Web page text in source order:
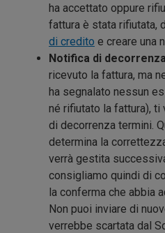
ha accettato oppure
fattura è stata rifiutata,
di credito e creare una
Notifica di
ricevuto la fattura, ma
ha segnalato nessun
né rifiutato la fattura), ti
di decorrenza termini.
determina la
verrà gestita
consigliamo quindi di
la conferma che abbia
Non puoi inviare di
verrebbe scartata dal